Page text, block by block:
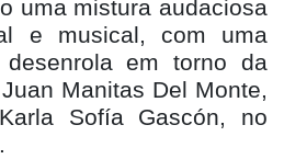
uma mistura audaciosa
e musical, com uma
em torno da
Manitas Del Monte,
Sofía Gascón, no